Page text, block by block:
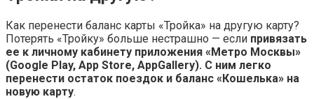
Как перенести баланс карты «Тройка» на другую карту?
Потерять «Тройку» больше нестрашно — если привязать
ее к личному кабинету приложения «Метро Москвы»
(Google Play, App Store, AppGallery). С ним легко
перенести остаток поездок и баланс «Кошелька» на
новую карту.